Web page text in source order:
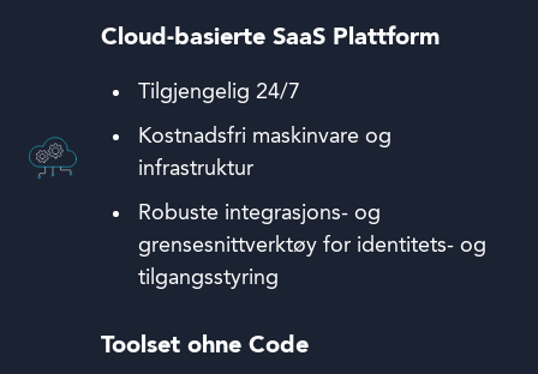
Cloud-basierte SaaS Plattform
Tilgjengelig 24/7
Kostnadsfri maskinvare og
infrastruktur
Robuste integrasjons- og
grensesnittverktøy for identitets- og
tilgangsstyring
Toolset ohne Code